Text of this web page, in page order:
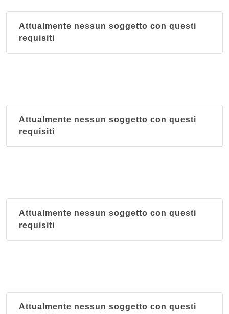
Attualmente nessun soggetto con questi
requisiti
Attualmente nessun soggetto con questi
requisiti
Attualmente nessun soggetto con questi
requisiti
Attualmente nessun soggetto con questi